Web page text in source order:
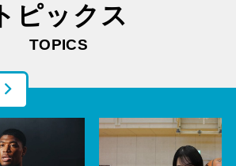
トピックス
TOPICS